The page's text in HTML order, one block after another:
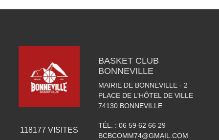
118177 VISITES
BASKET CLUB
BONNEVILLE
MAIRIE DE BONNEVILLE - 2
PLACE DE L'HÔTEL DE VILLE
74130 BONNEVILLE
TÉL. : 06 59 62 66 29
BCBCOMM74@GMAIL.COM